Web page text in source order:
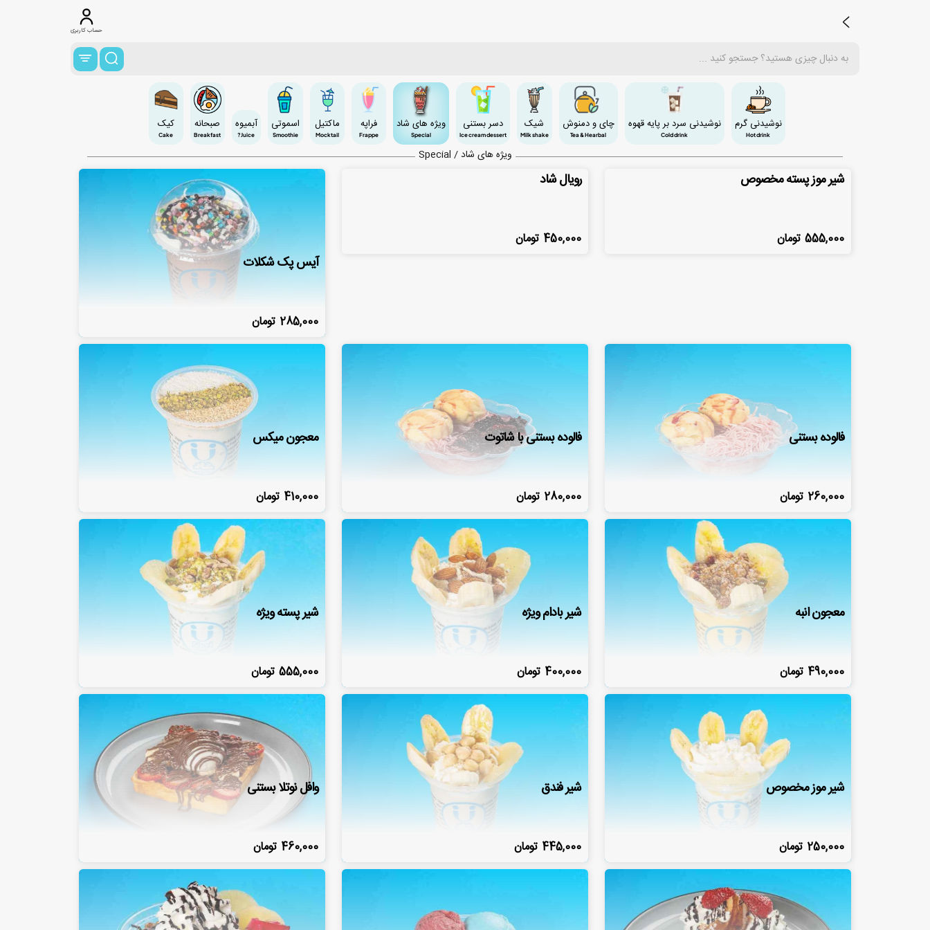
حساب کاربری
نوشیدنی گرم
Hot drink
نوشیدنی سرد بر پایه قهوه
Cold drink
چای و دمنوش
Tea & Hearbal
شیک
Milk shake
دسر بستنی
Ice cream dessert
ویژه های شاد
Special
فراپه
Frappe
ماکتیل
Mocktail
اسموتی
Smoothie
آبمیوه
Juice?
صبحانه
Breakfast
کیک
Cake
ویژه های شاد / Special
شیر موز پسته مخصوص
555,000 تومان
رویال شاد
450,000 تومان
آیس پک شکلات
285,000 تومان
فالوده بستنی
260,000 تومان
فالوده بستنی با شاتوت
280,000 تومان
معجون میکس
410,000 تومان
معجون انبه
490,000 تومان
شیر بادام ویژه
400,000 تومان
شیر پسته ویژه
555,000 تومان
شیر موز مخصوص
250,000 تومان
شیر فندق
445,000 تومان
وافل نوتلا بستنی
460,000 تومان